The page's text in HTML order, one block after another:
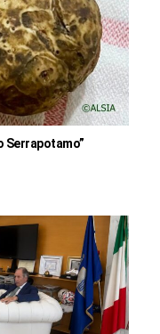
Serrapotamo”